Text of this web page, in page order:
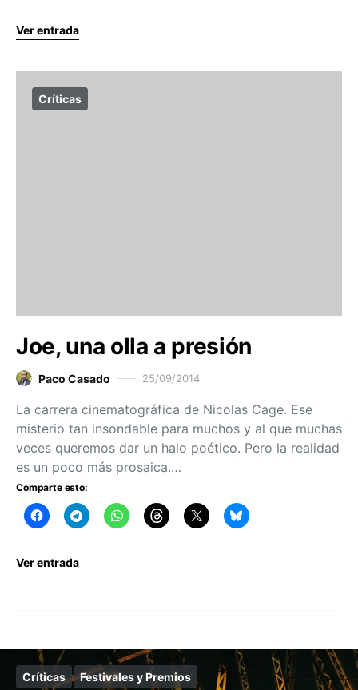
Ver entrada
Críticas
Joe, una olla a presión
Paco Casado 25/09/2014
La carrera cinematográfica de Nicolas Cage. Ese
misterio tan insondable para muchos y al que muchas
veces queremos dar un halo poético. Pero la realidad
es un poco más prosaica.…
Comparte esto:
Ver entrada
Críticas Festivales y Premios